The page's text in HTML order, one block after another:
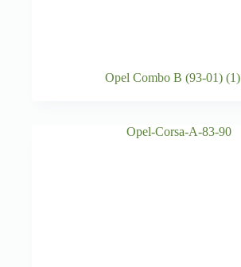
Opel Combo B (93-01)(1)